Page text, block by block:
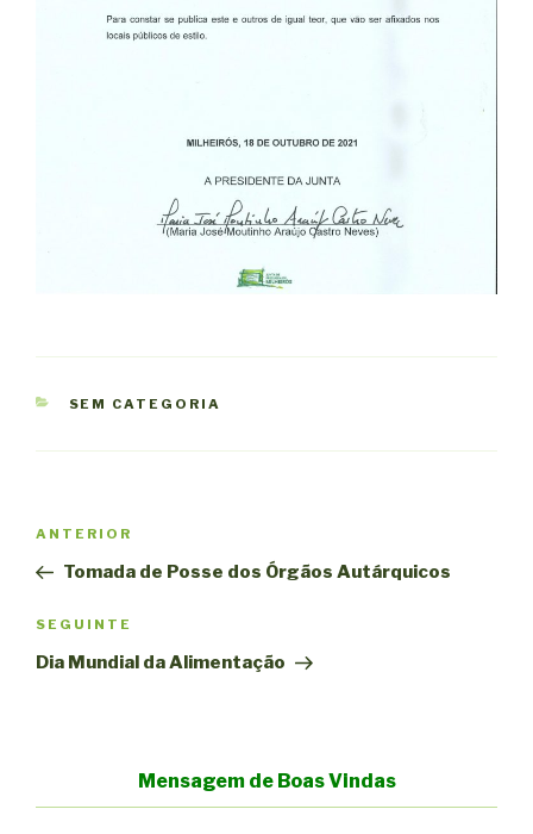
CATEGORIAS
SEM CATEGORIA
artigos
Conteúdo
anterior
ANTERIOR
Tomada de Posse dos Órgãos Autárquicos
Conteúdo
seguinte
SEGUINTE
Dia Mundial da Alimentação
Mensagem de Boas Vindas